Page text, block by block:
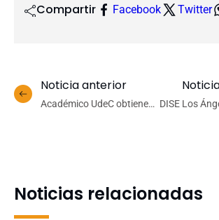
Compartir Facebook Twitter
Noticia anterior
Académico UdeC obtiene
DISE Los
Noticias relacionadas